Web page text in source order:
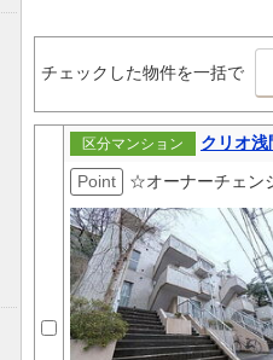
チェックした物件を一括で
区分マンション
クリオ浅
Point
☆オーナーチェン